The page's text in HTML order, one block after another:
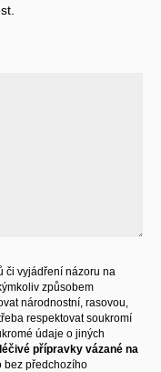
či vyjádření názoru na
způsobem
národnostní, rasovou,
respektovat soukromí
údaje o jiných
přípravky vázané na
bez předchozího